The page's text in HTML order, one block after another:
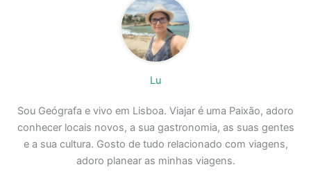
Lu
Sou Geógrafa e vivo em Lisboa. Viajar é uma Paixão, adoro
conhecer locais novos, a sua gastronomia, as suas gentes
e a sua cultura. Gosto de tudo relacionado com viagens,
adoro planear as minhas viagens.